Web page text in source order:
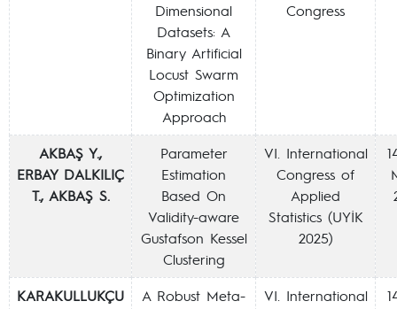
Dimensional
Datasets: A
Binary Artificial
Locust Swarm
Optimization
Approach
Congress
AKBAŞ Y.,
ERBAY DALKILIÇ
T., AKBAŞ S.
Parameter
Estimation
Based On
Validity-aware
Gustafson Kessel
Clustering
VI. International
Congress of
Applied
Statistics (UYİK
2025)
KARAKULLUKÇU
A Robust Meta-
VI. International